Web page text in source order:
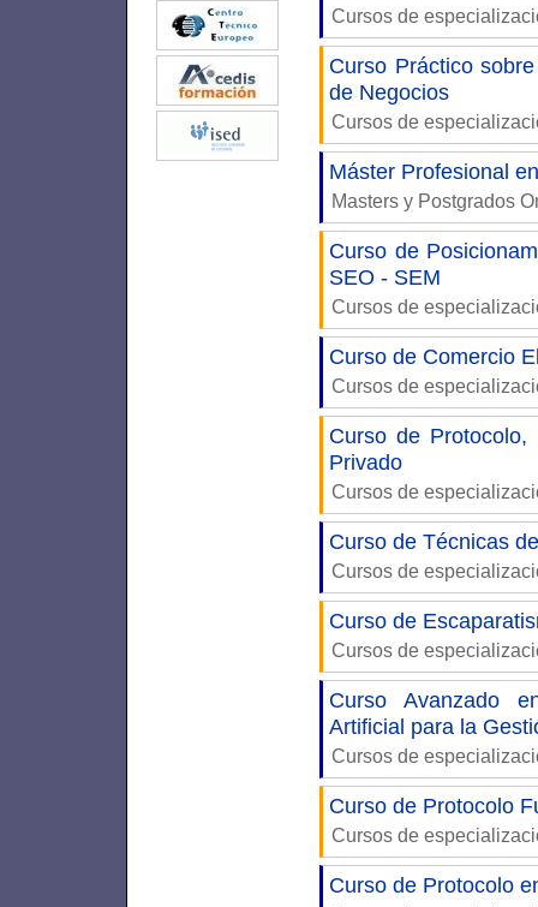
Cursos de
Curso Práctico
de Negocios
Cursos de
Máster Profesional
Masters y Postgrados
Curso de
SEO - SEM
Cursos de
Curso de Comercio
Cursos de
Curso de
Privado
Cursos de
Curso de Técnicas
Cursos de
Curso de
Cursos de
Curso Avanzado
Artificial para la
Cursos de
Curso de Protocolo
Cursos de
Curso de Protocolo